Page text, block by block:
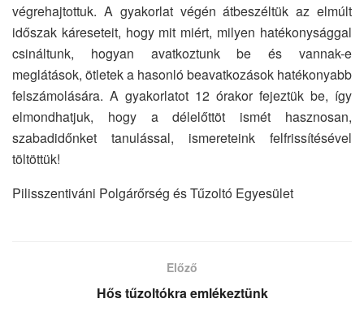
végrehajtottuk. A gyakorlat végén átbeszéltük az elmúlt
időszak káreseteit, hogy mit miért, milyen hatékonysággal
csináltunk, hogyan avatkoztunk be és vannak-e
meglátások, ötletek a hasonló beavatkozások hatékonyabb
felszámolására. A gyakorlatot 12 órakor fejeztük be, így
elmondhatjuk, hogy a délelőttöt ismét hasznosan,
szabadidőnket tanulással, ismereteink felfrissítésével
töltöttük!
Pilisszentiváni Polgárőrség és Tűzoltó Egyesület
Előző
Hős tűzoltókra emlékeztünk